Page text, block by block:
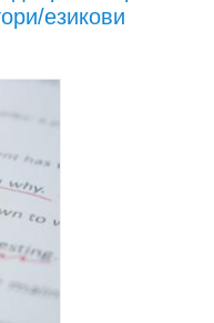
езикови